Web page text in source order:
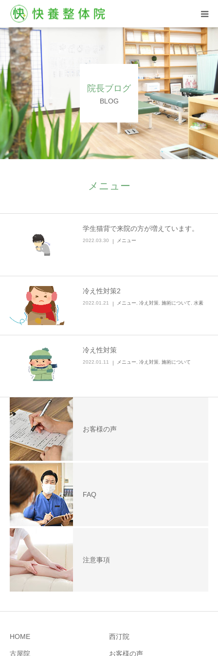
院長ブログ
BLOG
メニュー
学生猫背で来院の方が増えています。
2022.03.30 メニュー
冷え性対策2
2022.01.21 メニュー 冷え対策 施術について 水素
冷え性対策
2022.01.11 メニュー 冷え対策 施術について
お客様の声
FAQ
注意事項
HOME 西汀院
古屋院 お客様の声
HOME
西汀院
古屋院
お客様の声
ブログ